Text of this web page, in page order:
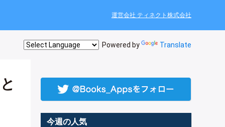
運営会社 ティネクト株式会社
Powered by Translate
今週の人気